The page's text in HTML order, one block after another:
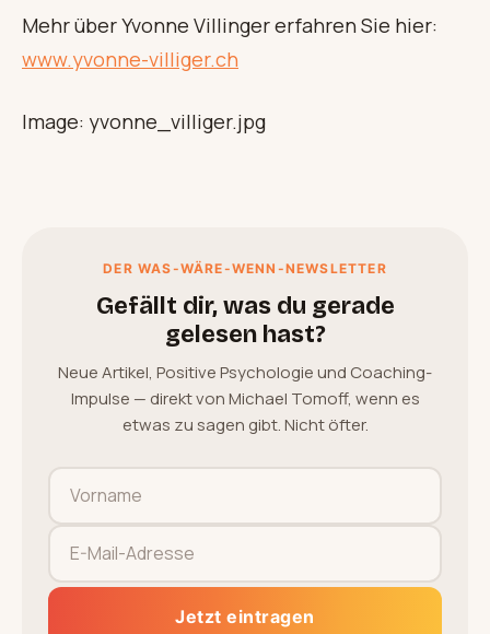
Mehr über Yvonne Villinger erfahren Sie hier:
www.yvonne-villiger.ch
Image: yvonne_villiger.jpg
DER WAS-WÄRE-WENN-NEWSLETTER
Gefällt dir, was du gerade
gelesen hast?
Neue Artikel, Positive Psychologie und Coaching-
Impulse — direkt von Michael Tomoff, wenn es
etwas zu sagen gibt. Nicht öfter.
Jetzt eintragen